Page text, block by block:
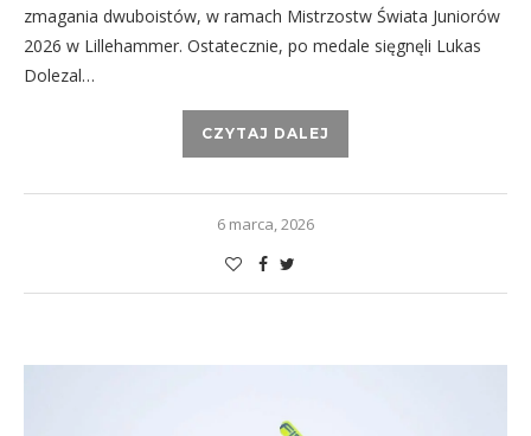
zmagania dwuboistów, w ramach Mistrzostw Świata Juniorów
2026 w Lillehammer. Ostatecznie, po medale sięgnęli Lukas
Dolezal…
CZYTAJ DALEJ
6 marca, 2026